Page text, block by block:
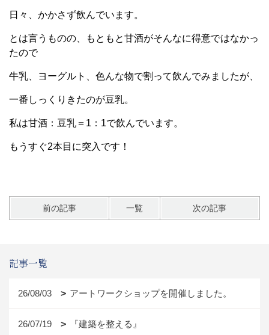
日々、かかさず飲んでいます。
とは言うものの、もともと甘酒がそんなに得意ではなかっ
たので
牛乳、ヨーグルト、色んな物で割って飲んでみましたが、
一番しっくりきたのが豆乳。
私は甘酒：豆乳＝1：1で飲んでいます。
もうすぐ2本目に突入です！
前の記事 一覧 次の記事
記事一覧
26/08/03 アートワークショップを開催しました。
26/07/19 『建築を整える』